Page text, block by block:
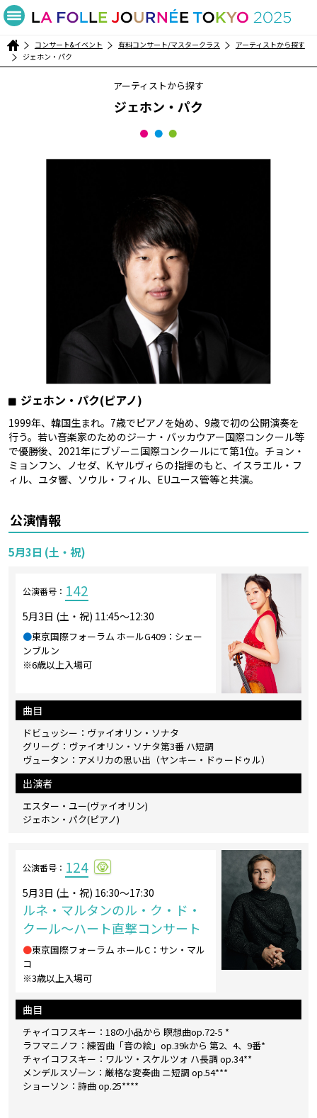
コンサート&イベント 有料コンサート/マスタークラス
アーティストから探す
ジェホン・パク
アーティストから探す
ジェホン・パク
ジェホン・パク(ピアノ)
1999年、韓国生まれ。7歳でピアノを始め、9歳で初の公開演奏を
行う。若い音楽家のためのジーナ・バッカウアー国際コンクール等
で優勝後、2021年にブゾーニ国際コンクールにて第1位。チョン・
ミョンフン、ノセダ、K.ヤルヴィらの指揮のもと、イスラエル・フ
ィル、ユタ響、ソウル・フィル、EUユース管等と共演。
公演情報
5月3日 (土・祝)
公演番号： 142
5月3日 (土・祝) 11:45～12:30
●東京国際フォーラム ホールG409：シェー
ンブルン
※6歳以上入場可
曲目
ドビュッシー：ヴァイオリン・ソナタ
グリーグ：ヴァイオリン・ソナタ第3番 ハ短調
ヴュータン：アメリカの思い出（ヤンキー・ドゥードゥル）
出演者
エスター・ユー(ヴァイオリン)
ジェホン・パク(ピアノ)
公演番号： 124
5月3日 (土・祝) 16:30～17:30
ルネ・マルタンのル・ク・ド・
クール～ハート直撃コンサート
●東京国際フォーラム ホールC：サン・マル
コ
※3歳以上入場可
曲目
チャイコフスキー：18の小品から 瞑想曲op.72-5 *
ラフマニノフ：練習曲「音の絵」op.39kから 第2、4、9番*
チャイコフスキー：ワルツ・スケルツォ ハ長調 op.34**
メンデルスゾーン：厳格な変奏曲 ニ短調 op.54***
ショーソン：詩曲 op.25****